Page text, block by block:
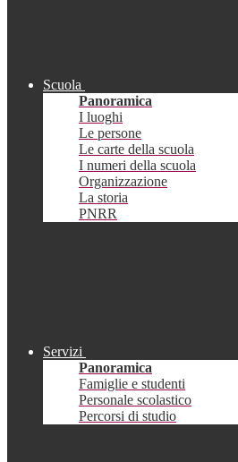
Scuola
Panoramica
I luoghi
Le persone
Le carte della scuola
I numeri della scuola
Organizzazione
La storia
PNRR
Servizi
Panoramica
Famiglie e studenti
Personale scolastico
Percorsi di studio